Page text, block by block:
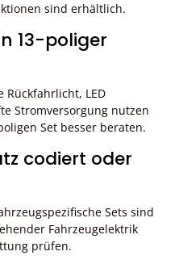
sind erhältlich.
13-poliger
Rückfahrlicht, LED
Stromversorgung nutzen
Set besser beraten.
codiert oder
Sets sind
Fahrzeugelektrik
prüfen.